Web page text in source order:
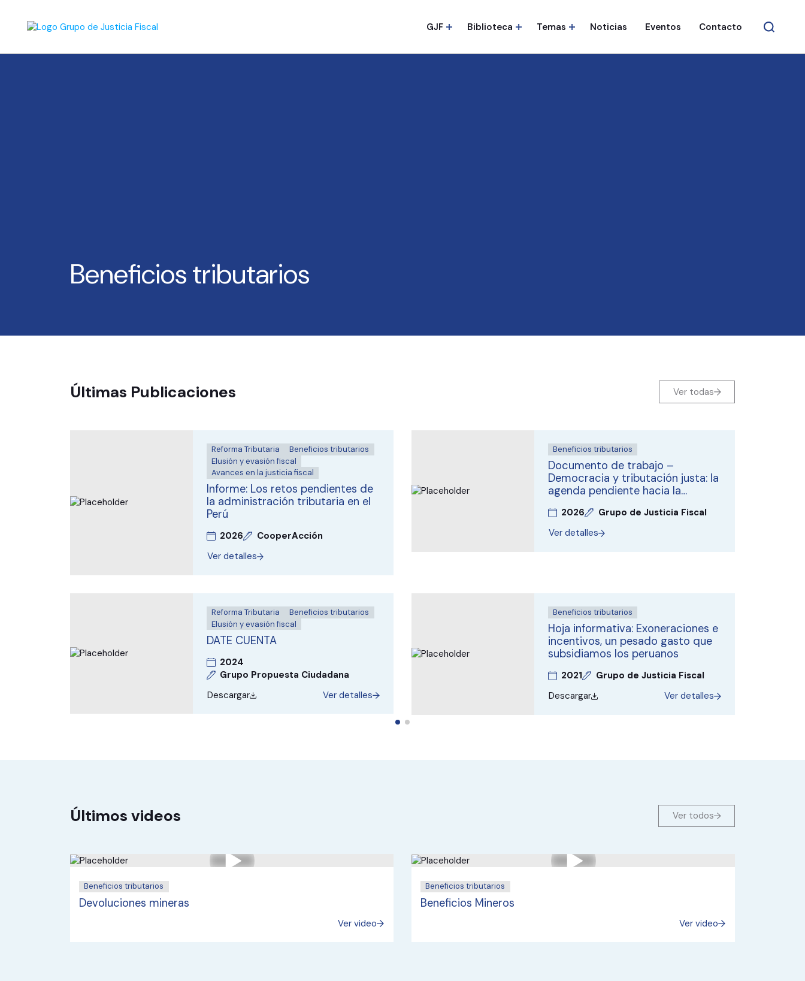
GJF Biblioteca Temas Noticias Eventos Contacto
Beneficios tributarios
Últimas Publicaciones Ver todas
Reforma Tributaria
Beneficios tributarios
Elusión y evasión fiscal
Avances en la justicia fiscal
Informe: Los retos pendientes de
la administración tributaria en el
Perú
2026
CooperAcción
Ver detalles
Beneficios tributarios
Documento de trabajo –
Democracia y tributación justa: la
agenda pendiente hacia la
2026
Grupo de Justicia Fiscal
Ver detalles
Reforma Tributaria
Beneficios tributarios
Elusión y evasión fiscal
DATE CUENTA
2024
Grupo Propuesta Ciudadana
Descargar
Ver detalles
Beneficios tributarios
Hoja informativa: Exoneraciones e
incentivos, un pesado gasto que
subsidiamos los peruanos
2021
Grupo de Justicia Fiscal
Descargar
Ver detalles
Últimos videos Ver todos
Beneficios tributarios
Devoluciones mineras
Ver video
Beneficios tributarios
Beneficios Mineros
Ver video